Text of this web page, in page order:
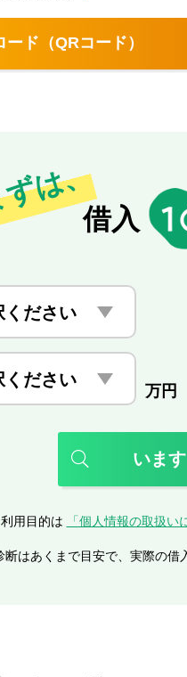
ド（QRコード）
は、
借入
ください
ください
万円
いま
利用目的は 「個人情報の取扱い
断はあくまで目安で、実際の借